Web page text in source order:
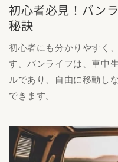
初心者必見！バン
秘訣
初心者にも分かりやすく
す。バンライフは、車中
ルであり、自由に移動し
できます。